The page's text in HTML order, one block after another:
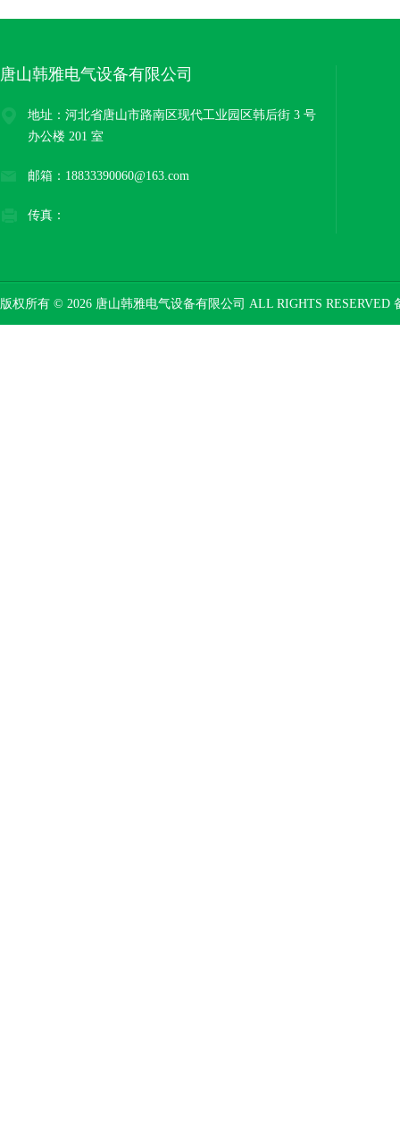
唐山韩雅电气设备有限公司
地址：河北省唐山市路南区现代工业园区韩后街 3 号
办公楼 201 室
邮箱：18833390060@163.com
传真：
版权所有 © 2026 唐山韩雅电气设备有限公司 ALL RIGHTS RESERVED